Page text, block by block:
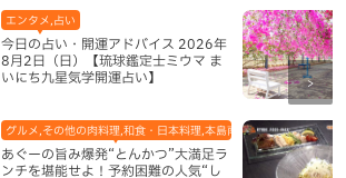
今日の占い・開運アドバイス 2026年
8月2日（日）【琉球鑑定士ミウマ ま
いにち九星気学開運占い】
エンタメ,占い
あぐーの旨み爆発“とんかつ”大満足ラ
ンチを堪能せよ！予約困難の人気“し
グルメ,その他の肉料理,和食・日本料理,本島南部,那覇市